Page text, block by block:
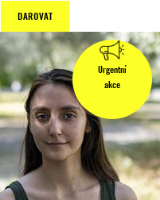
DAROVAT
Urgentní
akce